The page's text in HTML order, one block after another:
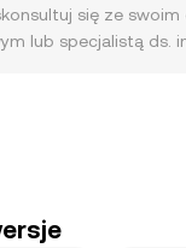
się ze swoim
lub specjalistą ds.